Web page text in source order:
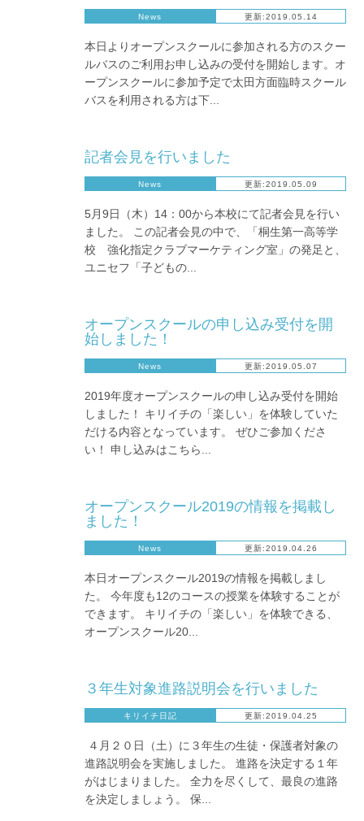
News 更新:2019.05.14
本日よりオープンスクールに参加される方のスクー
ルバスのご利用お申し込みの受付を開始します。オ
ープンスクールに参加予定で太田方面臨時スクール
バスを利用される方は下...
記者会見を行いました
News 更新:2019.05.09
5月9日（木）14：00から本校にて記者会見を行い
ました。 この記者会見の中で、「桐生第一高等学
校 強化指定クラブマーケティング室」の発足と、
ユニセフ「子どもの...
オープンスクールの申し込み受付を開
始しました！
News 更新:2019.05.07
2019年度オープンスクールの申し込み受付を開始
しました！ キリイチの「楽しい」を体験していた
だける内容となっています。 ぜひご参加くださ
い！ 申し込みはこちら...
オープンスクール2019の情報を掲載し
ました！
News 更新:2019.04.26
本日オープンスクール2019の情報を掲載しまし
た。 今年度も12のコースの授業を体験することが
できます。 キリイチの「楽しい」を体験できる、
オープンスクール20...
３年生対象進路説明会を行いました
キリイチ日記 更新:2019.04.25
４月２０日（土）に３年生の生徒・保護者対象の
進路説明会を実施しました。 進路を決定する１年
がはじまりました。 全力を尽くして、最良の進路
を決定しましょう。 保...